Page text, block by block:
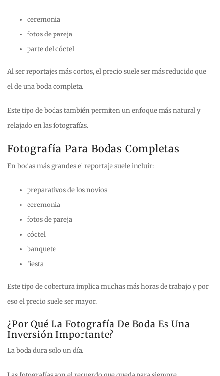
ceremonia
fotos de pareja
parte del cóctel
Al ser reportajes más cortos, el precio suele ser más reducido que
el de una boda completa.
Este tipo de bodas también permiten un enfoque más natural y
relajado en las fotografías.
Fotografía Para Bodas Completas
En bodas más grandes el reportaje suele incluir:
preparativos de los novios
ceremonia
fotos de pareja
cóctel
banquete
fiesta
Este tipo de cobertura implica muchas más horas de trabajo y por
eso el precio suele ser mayor.
¿Por Qué La Fotografía De Boda Es Una
Inversión Importante?
La boda dura solo un día.